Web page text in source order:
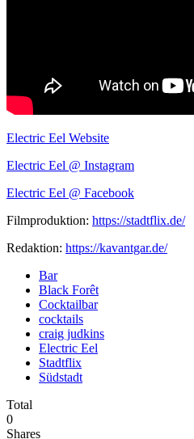
Electric Eel Website
Electric Eel @ Instagram
Electric Eel @ Facebook
Filmproduktion: https://stadtflix.de/
Redaktion: https://kavantgar.de/
Bar
Black Forêt
Cocktailbar
cocktails
craig judkins
Electric Eel
Stadtflix
Südstadt
Total
0
Shares